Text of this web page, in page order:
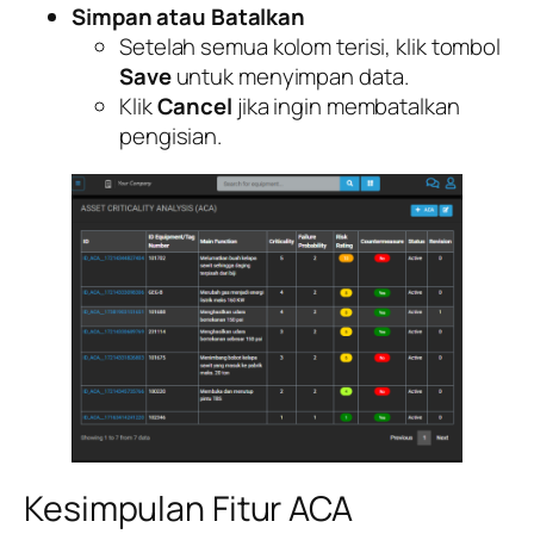
Simpan atau Batalkan
Setelah semua kolom terisi, klik tombol
Saveuntuk menyimpan data.
KlikCancel jika ingin membatalkan
pengisian.
Kesimpulan Fitur ACA